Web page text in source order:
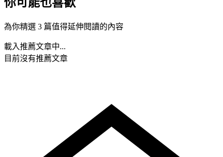
為你精選 3 篇值得延伸閱讀的內容
載入推薦文章中...
目前沒有推薦文章